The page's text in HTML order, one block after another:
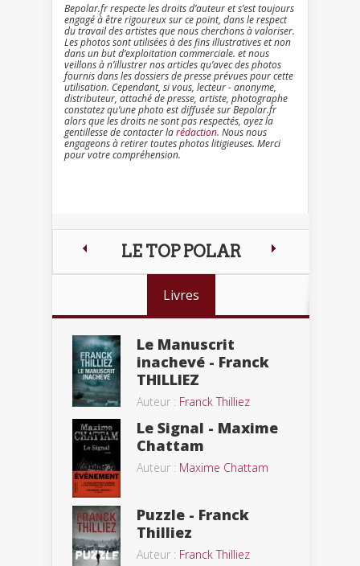
Bepolar.fr respecte les droits d’auteur et s’est toujours
engagé à être rigoureux sur ce point, dans le respect
du travail des artistes que nous cherchons à valoriser.
Les photos sont utilisées à des fins illustratives et non
dans un but d’exploitation commerciale. et nous
veillons à n’illustrer nos articles qu’avec des photos
fournis dans les dossiers de presse prévues pour cette
utilisation. Cependant, si vous, lecteur - anonyme,
distributeur, attaché de presse, artiste, photographe
constatez qu’une photo est diffusée sur Bepolar.fr
alors que les droits ne sont pas respectés, ayez la
gentillesse de contacter larédaction. Nous nous
engageons à retirer toutes photos litigieuses. Merci
pour votre compréhension.
LE TOP POLAR
Livres
Le Manuscrit
inachevé - Franck
THILLIEZ
Auteur : Franck Thilliez
Le Signal - Maxime
Chattam
Auteur : Maxime Chattam
Puzzle - Franck
Thilliez
Auteur : Franck Thilliez